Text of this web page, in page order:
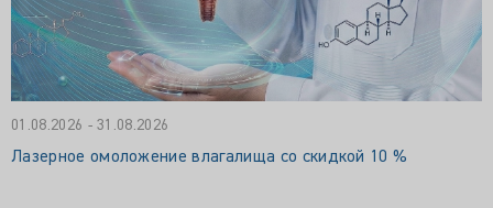
01.08.2026 - 31.08.2026
Лазерное омоложение влагалища со скидкой 10 %